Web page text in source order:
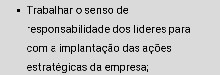
Trabalhar o senso de
responsabilidade dos líderes para
com a implantação das ações
estratégicas da empresa;